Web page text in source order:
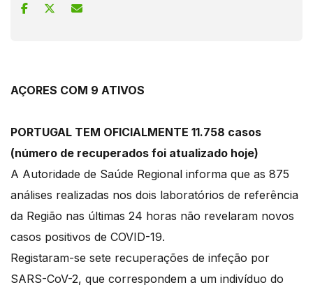
AÇORES COM 9 ATIVOS
PORTUGAL TEM OFICIALMENTE 11.758 casos
(número de recuperados foi atualizado hoje)
A Autoridade de Saúde Regional informa que as 875
análises realizadas nos dois laboratórios de referência
da Região nas últimas 24 horas não revelaram novos
casos positivos de COVID-19.
Registaram-se sete recuperações de infeção por
SARS-CoV-2, que correspondem a um indivíduo do